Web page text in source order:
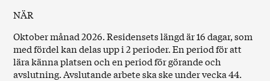
NÄR
Oktober månad 2026. Residensets längd är 16 dagar, som
med fördel kan delas upp i 2 perioder. En period för att
lära känna platsen och en period för görande och
avslutning. Avslutande arbete ska ske under vecka 44.